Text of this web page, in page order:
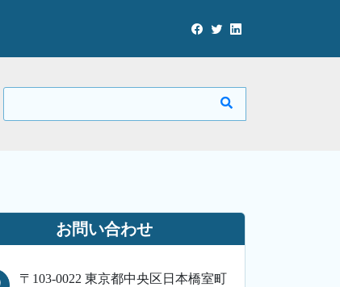
お問い合わせ
〒103-0022 東京都中央区日本橋室町